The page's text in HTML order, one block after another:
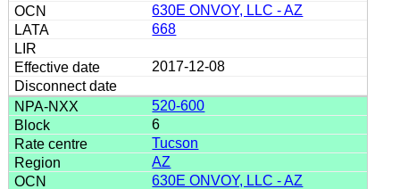
630E ONVOY, LLC - AZ
668
2017-12-08
520-600
6
Tucson
AZ
630E ONVOY, LLC - AZ